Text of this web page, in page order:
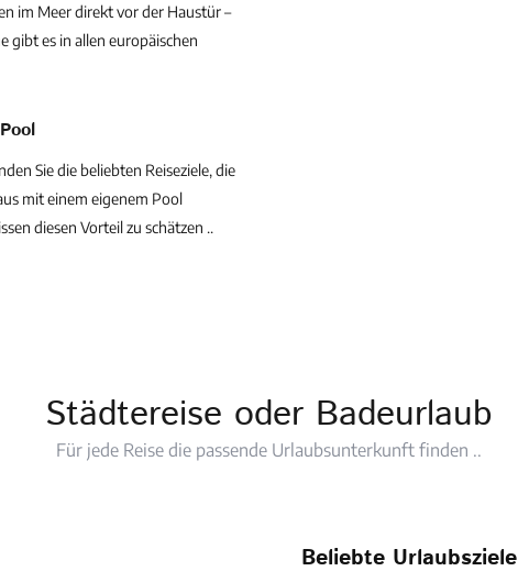
im Meer direkt vor der Haustür –
gibt es in allen europäischen
Sie die beliebten Reiseziele, die
mit einem eigenem Pool
diesen Vorteil zu schätzen ..
Städtereise oder Badeurlaub
Für jede Reise die passende Urlaubsunterkunft finden ..
Beliebte Urlaubsziele